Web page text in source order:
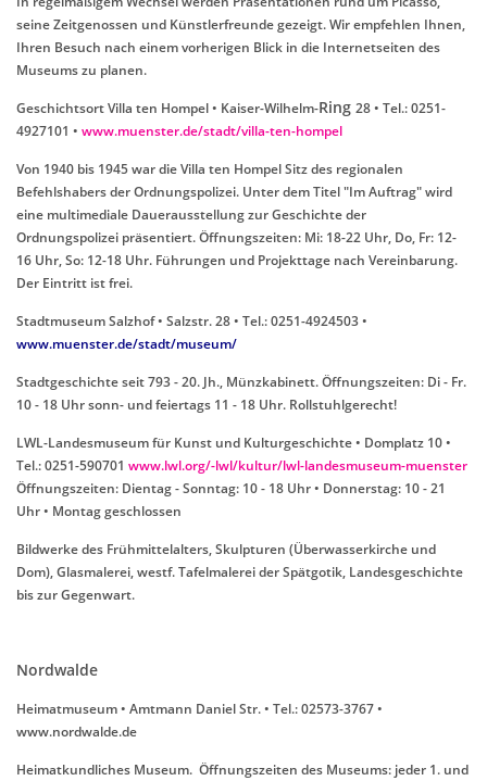
seine Zeitgenossen und Künstlerfreunde gezeigt. Wir empfehlen Ihnen,
Ihren Besuch nach einem vorherigen Blick in die Internetseiten des
Museums zu planen.
Geschichtsort Villa ten Hompel • Kaiser-Wilhelm-Ring 28 • Tel.: 0251-
4927101 • www.muenster.de/stadt/villa-ten-hompel
Von 1940 bis 1945 war die Villa ten Hompel Sitz des regionalen
Befehlshabers der Ordnungspolizei. Unter dem Titel "Im Auftrag" wird
eine multimediale Dauerausstellung zur Geschichte der
Ordnungspolizei präsentiert. Öffnungszeiten: Mi: 18-22 Uhr, Do, Fr: 12-
16 Uhr, So: 12-18 Uhr. Führungen und Projekttage nach Vereinbarung.
Der Eintritt ist frei.
Stadtmuseum Salzhof • Salzstr. 28 • Tel.: 0251-4924503 •
www.muenster.de/stadt/museum/
Stadtgeschichte seit 793 - 20. Jh., Münzkabinett. Öffnungszeiten: Di - Fr.
10 - 18 Uhr sonn- und feiertags 11 - 18 Uhr. Rollstuhlgerecht!
LWL-Landesmuseum für Kunst und Kulturgeschichte • Domplatz 10 •
Tel.: 0251-590701 www.lwl.org/-lwl/kultur/lwl-landesmuseum-muenster
Öffnungszeiten: Dientag - Sonntag: 10 - 18 Uhr • Donnerstag: 10 - 21
Uhr • Montag geschlossen
Bildwerke des Frühmittelalters, Skulpturen (Überwasserkirche und
Dom), Glasmalerei, westf. Tafelmalerei der Spätgotik, Landesgeschichte
bis zur Gegenwart.
Nordwalde
Heimatmuseum • Amtmann Daniel Str. • Tel.: 02573-3767 •
www.nordwalde.de
Heimatkundliches Museum. Öffnungszeiten des Museums: jeder 1. und